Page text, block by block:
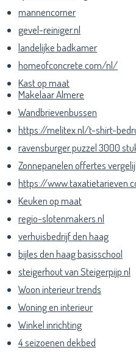
mannencorner
gevel-reiniger.nl
landelijke badkamer
homeofconcrete.com/nl/
Kast op maat
Makelaar Almere
Wandbrievenbussen
https://melitex.nl/t-shirt-
ravensburger puzzel 3000
Zonnepanelen offertes
https://
Keuken op maat
regio-slotenmakers.nl
verhuisbedrijf den haag
bijles den haag basisschool
steigerhout van Steigerpijp.nl
Woon interieur trends
Woning en interieur
Winkel inrichting
4 seizoenen dekbed